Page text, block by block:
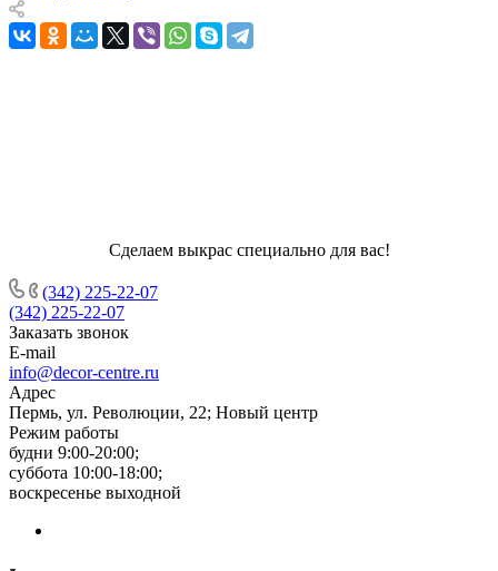
Сделаем выкрас специально для вас!
(342) 225-22-07
(342) 225-22-07
Заказать звонок
E-mail
info@decor-centre.ru
Адрес
Пермь, ул. Революции, 22; Новый центр
Режим работы
будни 9:00-20:00;
суббота 10:00-18:00;
воскресенье выходной